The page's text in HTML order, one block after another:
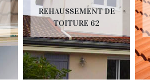
REHAUSSEMENT DE
TOITURE 62